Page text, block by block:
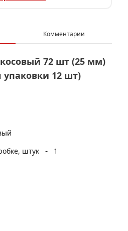
Комментарии
72 шт (25 мм)
упаковки 12 шт)
штук
-
1